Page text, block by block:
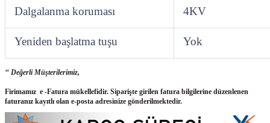
Dalgalanma koruması 4KV
Yeniden başlatma tuşu Yok
‘‘ Değerli Müşterilerimiz,
Firimamız e -Fatura mükellefidir. Siparişte girilen fatura bilgilerine düzenlenen
faturanız kayıtlı olan e-posta adresinize gönderilmektedir.